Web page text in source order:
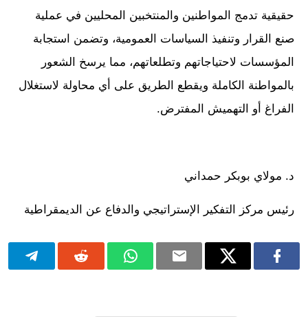
حقيقية تدمج المواطنين والمنتخبين المحليين في عملية
صنع القرار وتنفيذ السياسات العمومية، وتضمن استجابة
المؤسسات لاحتياجاتهم وتطلعاتهم، مما يرسخ الشعور
بالمواطنة الكاملة ويقطع الطريق على أي محاولة لاستغلال
الفراغ أو التهميش المفترض.
د. مولاي بوبكر حمداني
رئيس مركز التفكير الإستراتيجي والدفاع عن الديمقراطية